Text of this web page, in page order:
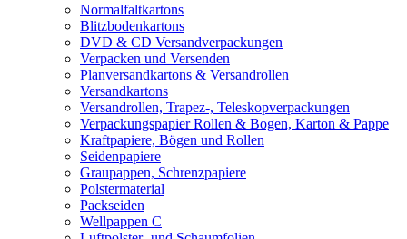
Normalfaltkartons
Blitzbodenkartons
DVD & CD Versandverpackungen
Verpacken und Versenden
Planversandkartons & Versandrollen
Versandkartons
Versandrollen, Trapez-, Teleskopverpackungen
Verpackungspapier Rollen & Bogen, Karton & Pappe
Kraftpapiere, Bögen und Rollen
Seidenpapiere
Graupappen, Schrenzpapiere
Polstermaterial
Packseiden
Wellpappen C